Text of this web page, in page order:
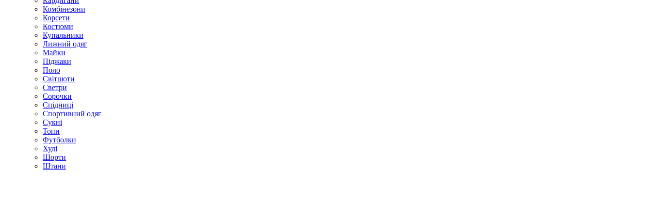
Комбінезони
Корсети
Костюми
Купальники
Лижний одяг
Майки
Піджаки
Поло
Світшоти
Светри
Сорочки
Спідниці
Спортивний одяг
Сукні
Топи
Футболки
Худі
Шорти
Штани